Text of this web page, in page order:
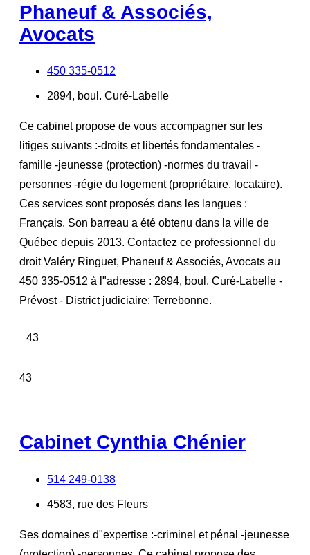
Phaneuf & Associés,
Avocats
450 335-0512
2894, boul. Curé-Labelle
Ce cabinet propose de vous accompagner sur les
litiges suivants :-droits et libertés fondamentales -
famille -jeunesse (protection) -normes du travail -
personnes -régie du logement (propriétaire, locataire).
Ces services sont proposés dans les langues :
Français. Son barreau a été obtenu dans la ville de
Québec depuis 2013. Contactez ce professionnel du
droit Valéry Ringuet, Phaneuf & Associés, Avocats au
450 335-0512 à l"adresse : 2894, boul. Curé-Labelle -
Prévost - District judiciaire: Terrebonne.
43
43
Cabinet Cynthia Chénier
514 249-0138
4583, rue des Fleurs
Ses domaines d"expertise :-criminel et pénal -jeunesse